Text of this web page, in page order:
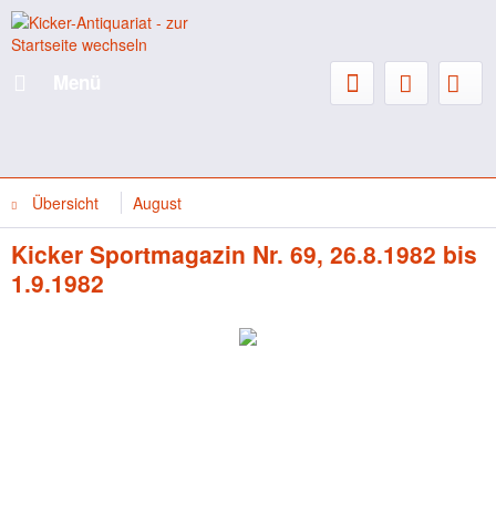
Übersicht August
Kicker Sportmagazin Nr. 69, 26.8.1982 bis
1.9.1982